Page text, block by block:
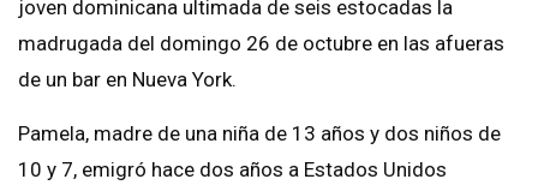
joven dominicana ultimada de seis estocadas la
madrugada del domingo 26 de octubre en las afueras
de un bar en Nueva York.
Pamela, madre de una niña de 13 años y dos niños de
10 y 7, emigró hace dos años a Estados Unidos